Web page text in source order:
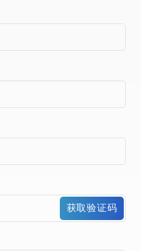
获取验证码